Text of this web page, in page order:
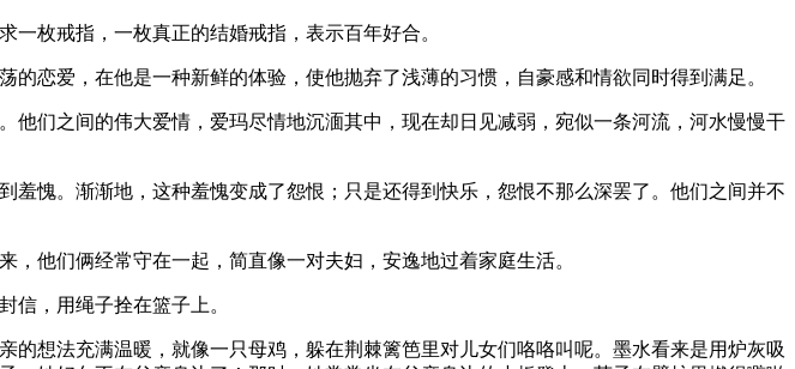
枚戒指，一枚真正的结婚戒指，表示百年好合。
恋爱，在他是一种新鲜的体验，使他抛弃了浅薄的习惯，自豪感和情欲同时得到满足。
们之间的伟大爱情，爱玛尽情地沉湎其中，现在却日见减弱，宛似一条河流，河水慢慢干
愧。渐渐地，这种羞愧变成了怨恨；只是还得到快乐，怨恨不那么深罢了。他们之间并不
他们俩经常守在一起，简直像一对夫妇，安逸地过着家庭生活。
信，用绳子拴在篮子上。
想法充满温暖，就像一只母鸡，躲在荆棘篱笆里对儿女们咯咯叫呢。墨水看来是用炉灰吸